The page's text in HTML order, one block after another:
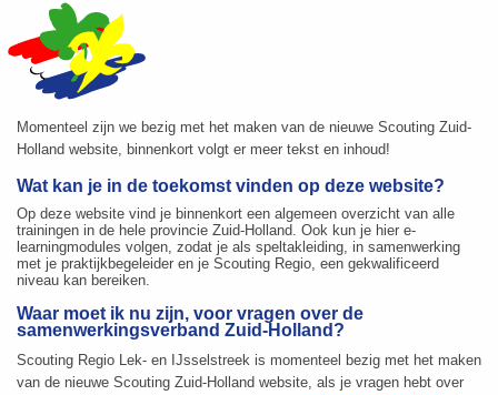
Momenteel zijn we bezig met het maken van de nieuwe Scouting Zuid-
Holland website, binnenkort volgt er meer tekst en inhoud!
Wat kan je in de toekomst vinden op deze website?
Op deze website vind je binnenkort een algemeen overzicht van alle
trainingen in de hele provincie Zuid-Holland. Ook kun je hier e-
learningmodules volgen, zodat je als speltakleiding, in samenwerking
met je praktijkbegeleider en je Scouting Regio, een gekwalificeerd
niveau kan bereiken.
Waar moet ik nu zijn, voor vragen over de
samenwerkingsverband Zuid-Holland?
Scouting Regio Lek- en IJsselstreek is momenteel bezig met het maken
van de nieuwe Scouting Zuid-Holland website, als je vragen hebt over